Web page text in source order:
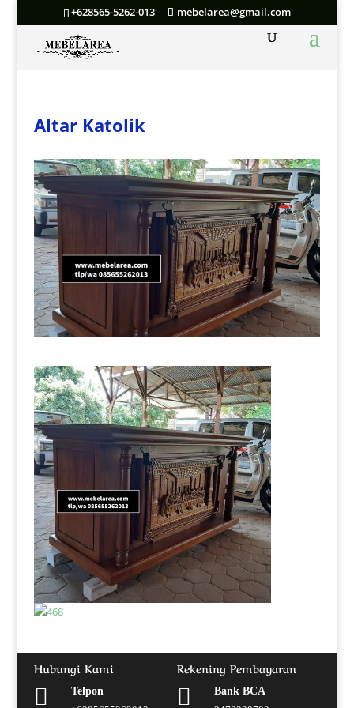
+628565-5262-013 mebelarea@gmail.com
Altar Katolik
Hubungi Kami

Telpon
Rekening Pembayaran

Bank BCA